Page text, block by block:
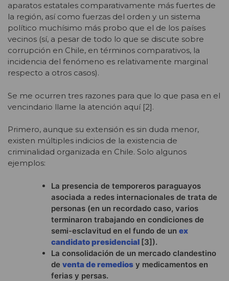
aparatos estatales comparativamente más fuertes de
la región, así como fuerzas del orden y un sistema
político muchísimo más probo que el de los países
vecinos (sí, a pesar de todo lo que se discute sobre
corrupción en Chile, en términos comparativos, la
incidencia del fenómeno es relativamente marginal
respecto a otros casos).
Se me ocurren tres razones para que lo que pasa en el
vencindario llame la atención aquí [2].
Primero, aunque su extensión es sin duda menor,
existen múltiples indicios de la existencia de
criminalidad organizada en Chile. Solo algunos
ejemplos:
La presencia de temporeros paraguayos
asociada a redes internacionales de trata de
personas (en un recordado caso, varios
terminaron trabajando en condiciones de
semi-esclavitud en el fundo de un ex
candidato presidencial [3]).
La consolidación de un mercado clandestino
de venta de remedios y medicamentos en
ferias y persas.